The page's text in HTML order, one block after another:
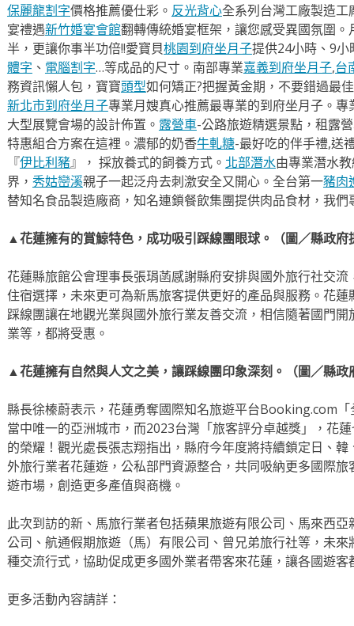
保麗龍割字價格推薦優仕彩。 反光背心全系列台灣工廠製造
宴禮遇新竹婚宴會館翻轉傳統婚宴框架，讓您感受異國氛圍。
半，更讓你事半功倍!!愛寶貝桃園到府坐月子提供24小時、9
體字 、 電腦割字…等成品的尺寸。南部專業嘉義到府坐月子,台
務資訊懶人包，寶寶頭型如何矯正?把握黃金期，不要錯過最
新北市到府坐月子專業月嫂真心推薦最專業的到府坐月子。專
大型展覽會場的設計佈置。 露營車-公路旅遊精選景點，租露
特惠組合方案在這裡。濃郁的奶香牛軋糖-最好吃的伴手禮,送
『伊比利豬』， 採放養式的飼養方式。 北部潛水由專業潛水
界， 秀姑巒溪親子一起泛舟去​刺激安全又開心。全台第一豬肉
替知名食品製造廠商，知名連鎖餐飲集團提供肉品食材，我
▲花蓮擁有的賞鯨特色，成功吸引踩線團眼球。（圖／縣政府
花蓮縣旅館公會理事長張琄菡感謝縣府安排與國外旅行社交
住宿選擇，未來更可為新馬旅客提供更好的產品與服務。花
踩線團讓在地觀光業與國外旅行業友善交流，相信隨著國門
業等，都將受惠。
▲花蓮擁有自然與人文之美，讓踩線團印象深刻。（圖／縣政
縣長徐榛蔚表示，花蓮勇奪國際知名旅遊平台Booking.com
當中唯一的亞洲城市，而2023台灣「旅客評分卓越獎」，花
的榮耀！觀光處長張志翔指出，縣府今年度將持續鎖定日、
外旅行業者花蓮遊，公私部門資源整合，共同吸納更多國際
遊市場，創造更多產值與商機。
此次到訪的新、馬旅行業者包括蘋果旅遊有限公司、馬來西
公司、航通假期旅遊（馬）有限公司、曾兄弟旅行社等，未
種交流行式，協助促成更多國外業者帶客來花蓮，讓各國遊
更多活動內容請詳：